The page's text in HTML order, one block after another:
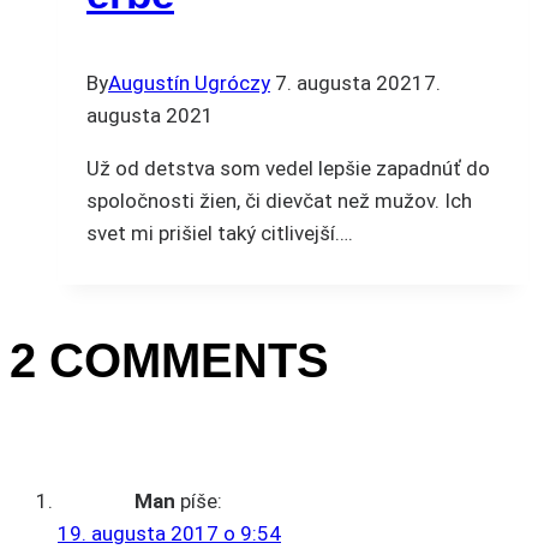
ByAugustín Ugróczy 7. augusta 2021 7.
augusta 2021
Už od detstva som vedel lepšie zapadnúť do
spoločnosti žien, či dievčat než mužov. Ich
svet mi prišiel taký citlivejší….
2 COMMENTS
Man píše:
19. augusta 2017 o 9:54